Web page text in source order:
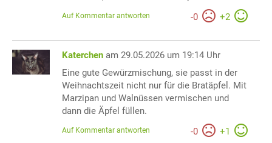
-0 +2
Auf Kommentar antworten
Katerchen am 29.05.2026 um 19:14 Uhr
Eine gute Gewürzmischung, sie passt in der
Weihnachtszeit nicht nur für die Bratäpfel. Mit
Marzipan und Walnüssen vermischen und
dann die Äpfel füllen.
-0 +1
Auf Kommentar antworten